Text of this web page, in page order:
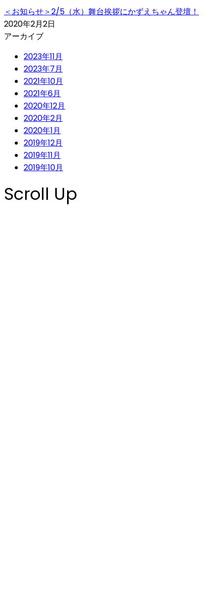
＜お知らせ＞2/5（水）舞台挨拶にかずえちゃん登壇！
2020年2月2日
アーカイブ
2023年11月
2023年7月
2021年10月
2021年6月
2020年12月
2020年2月
2020年1月
2019年12月
2019年11月
2019年10月
Scroll Up